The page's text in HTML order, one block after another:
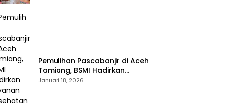
Pemulihan Pascabanjir di Aceh
Tamiang, BSMI Hadirkan
Layanan Kesehatan
Januari 18, 2026